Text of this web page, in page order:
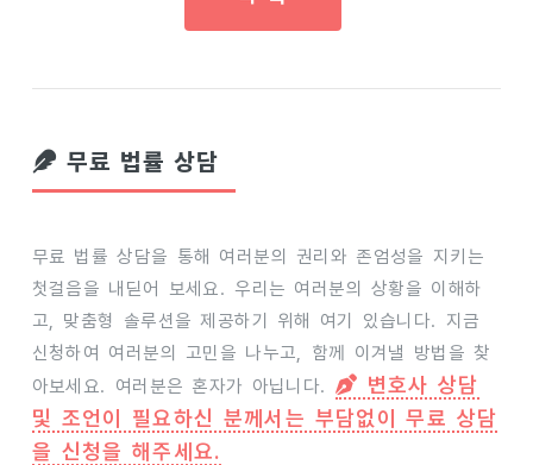
무료 법률 상담
무료 법률 상담을 통해 여러분의 권리와 존엄성을 지키는
첫걸음을 내딛어 보세요. 우리는 여러분의 상황을 이해하
고, 맞춤형 솔루션을 제공하기 위해 여기 있습니다. 지금
신청하여 여러분의 고민을 나누고, 함께 이겨낼 방법을 찾
아보세요. 여러분은 혼자가 아닙니다.
변호사 상담
및 조언이 필요하신 분께서는 부담없이 무료 상담
을 신청을 해주세요.